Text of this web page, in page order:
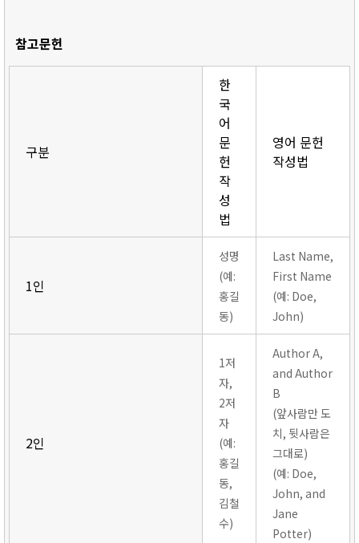
참고문헌
구분
한
국
어
문
헌
작
성
법
영어 문헌
작성법
1인
성명
(예:
홍길
동)
Last Name,
First Name
(예: Doe,
John)
2인
1저
자,
2저
자
(예:
홍길
동,
김철
수)
Author A,
and Author
B
(앞사람만 도
치, 뒷사람은
그대로)
(예: Doe,
John, and
Jane
Potter)